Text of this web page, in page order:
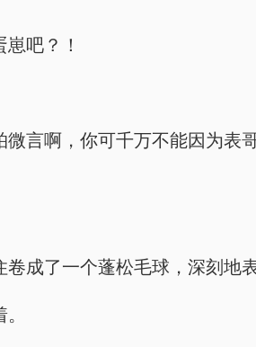
吧？！
言啊，你可千万不能因为表
成了一个蓬松毛球，深刻地